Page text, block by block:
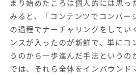
まり始めたころは個人的には思っ
みると、「コンテンツでコンバー
の過程でナーチャリングをしてい
ンスが入ったのが新鮮で、単にコ
うのから一歩進んだ手法というの
では、それら全体をインバウンド